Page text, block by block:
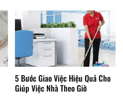
5 Bước Giao Việc Hiệu Quả Cho
Giúp Việc Nhà Theo Giờ